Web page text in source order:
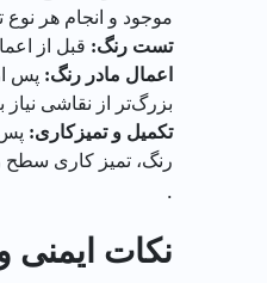
موجود و انجام هر
تست رنگ: قبل از
اعمال مادر رنگ: پس
بزرگ‌تر از نقاشی نیاز
تکمیل و تمیزکاری: پس
رنگ، تمیز کاری سطح
.
نکات ایمنی